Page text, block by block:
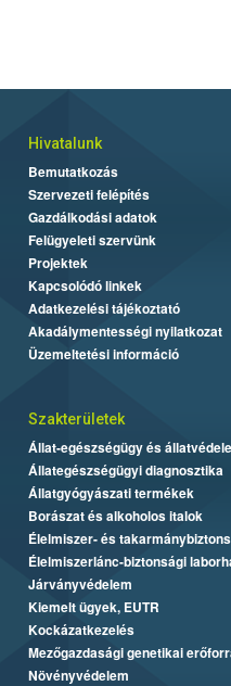
Hivatalunk
Bemutatkozás
Szervezeti felépítés
Gazdálkodási adatok
Felügyeleti szervünk
Projektek
Kapcsolódó linkek
Adatkezelési tájékoztató
Akadálymentességi nyilatkozat
Üzemeltetési információ
Szakterületek
Állat-egészségügy és
Állategészségügyi diagnosztika
Állatgyógyászati termékek
Borászat és alkoholos italok
Élelmiszer- és
Élelmiszerlánc-biztonsági
Járványvédelem
Kiemelt ügyek, EUTR
Kockázatkezelés
Mezőgazdasági genetikai
Növényvédelem